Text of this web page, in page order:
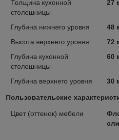
Толщина кухонной
столешницы
27
Глубина нижнего уровня
48
Высота верхнего уровня
72
Глубина кухонной
столешницы
60
Глубина верхнего уровня 30
Пользовательские
Цвет (оттенок) мебели